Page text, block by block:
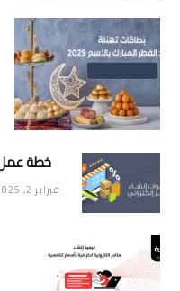
فبراير 2, 2025